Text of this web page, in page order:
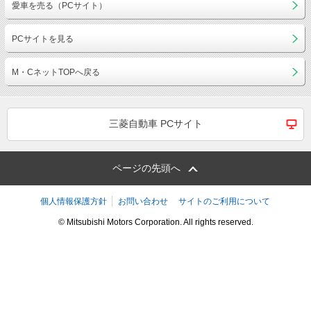
愛車を売る（PCサイト）
PCサイトを見る
M・CネットTOPへ戻る
三菱自動車 PCサイト
ページの先頭へ
個人情報保護方針 お問い合わせ サイトのご利用について
© Mitsubishi Motors Corporation. All rights reserved.